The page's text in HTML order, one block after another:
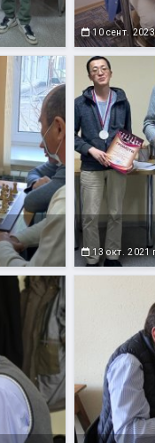
10 сент.
13 окт. 2021